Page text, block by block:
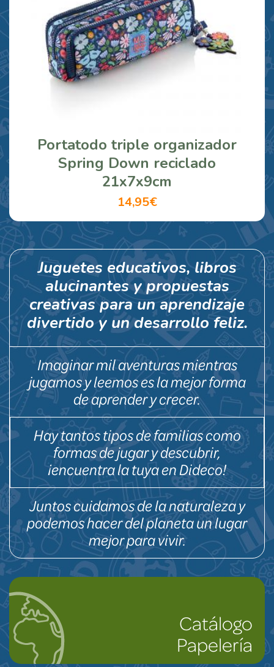
Portatodo triple organizador
Spring Down reciclado
21x7x9cm
14,95€
Juguetes educativos, libros
alucinantes y propuestas
creativas para un aprendizaje
divertido y un desarrollo feliz.
Imaginar mil aventuras mientras
jugamos y leemos es la mejor forma
de aprender y crecer.
Hay tantos tipos de familias como
formas de jugar y descubrir,
¡encuentra la tuya en Dideco!
Juntos cuidamos de la naturaleza y
podemos hacer del planeta un lugar
mejor para vivir.
Catálogo
Papelería